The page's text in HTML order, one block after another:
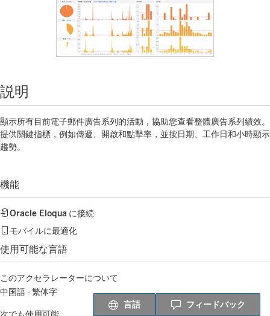
説明
顯示所有目前電子郵件廣告系列的活動，協助您查看整體廣告系列績效。
提供關鍵指標，例如傳遞、開啟和點擊率，並按日期、工作日和小時顯示
趨勢。
機能
Oracle Eloqua に接続
モバイルに最適化
使用可能な言語
このアクセラレーターについて
中国語 - 繁体字
言語 フィードバック